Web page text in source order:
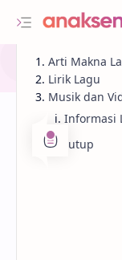
Gunakan fitur
bacaanmu di lain waktu
Lirik
Aku
Arti Makna
Lirik Lagu
Musik dan
Informasi
Penutup